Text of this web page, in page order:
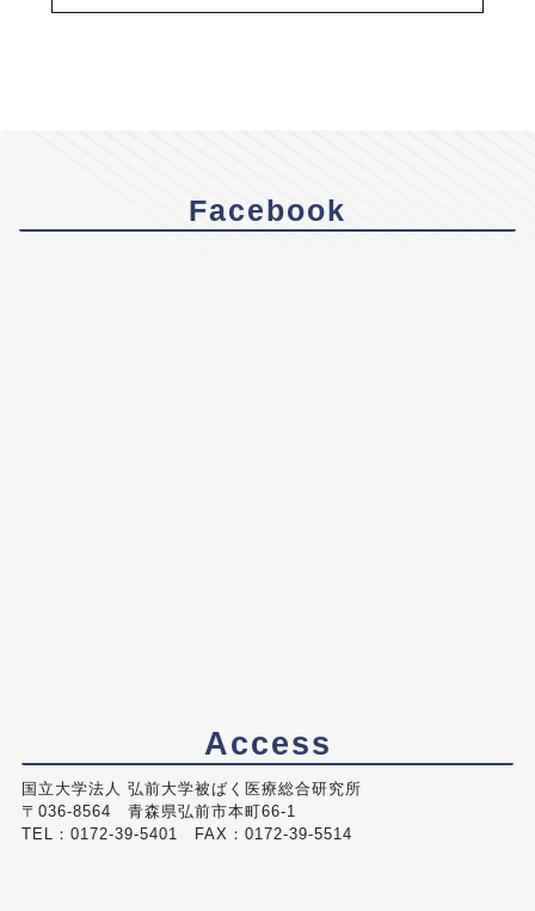
Facebook
Access
国立大学法人 弘前大学被ばく医療総合研究所
〒036-8564 青森県弘前市本町66-1
TEL：0172-39-5401 FAX：0172-39-5514